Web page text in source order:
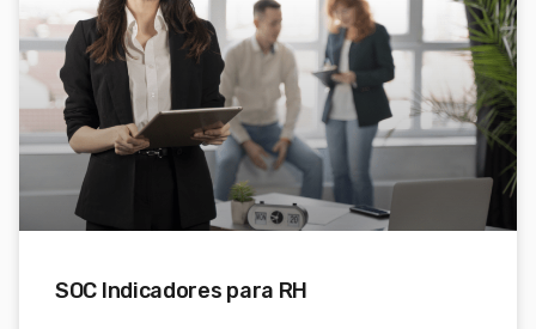
SOC Indicadores para RH